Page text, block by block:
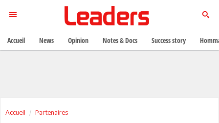
Accueil Partenaires
Accueil News Opinion Notes & Docs Success story